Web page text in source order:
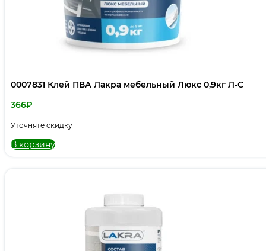
0007831 Клей ПВА Лакра мебельный Люкс 0,9кг Л-С
366₽
Уточняте скидку
В корзину